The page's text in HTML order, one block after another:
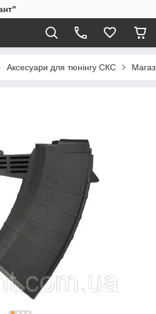
Аксесуари для тюнінгу СКС